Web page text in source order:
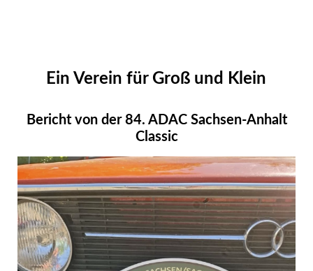
Ein Verein für Groß und Klein
Bericht von der 84. ADAC Sachsen-Anhalt
Classic